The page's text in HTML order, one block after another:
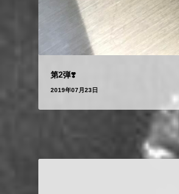
第2弾❣️
2019年07月23日